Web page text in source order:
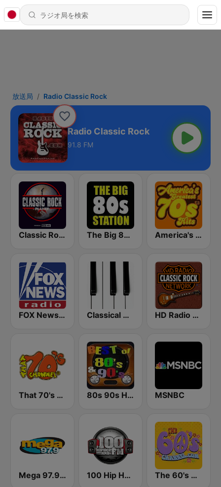
放送局 Radio Classic Rock
Radio Classic Rock
91.8 FM
Classic Rock Planet The Big 80s Station America's Greatest 70s Hits
FOX News Radio Classical Horizon Radio (International) HD Radio - Classic Rock
That 70's Channel 80s 90s Hits Radio MSNBC
Mega 97.9 FM 100 Hip Hop and RNB FM The 60's Channel